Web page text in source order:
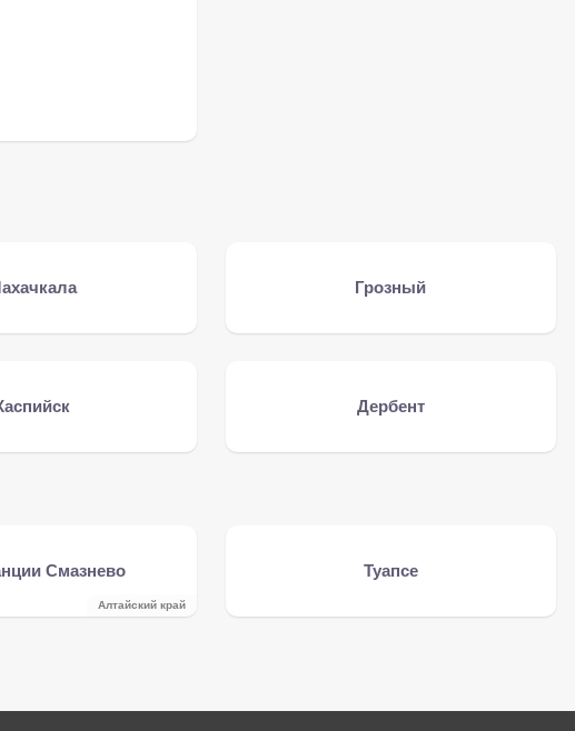
Грозный
Дербент
Смазнево
Алтайский край
Туапсе